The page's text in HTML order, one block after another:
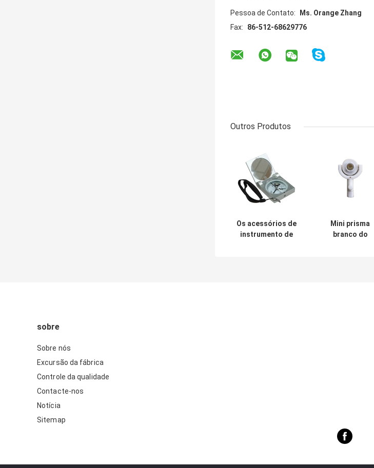
Pessoa de Contato:
Ms. Orange Zhang
Fax:
86-512-68629776
Outros Produtos
Os acessórios de
instrumento de
Mini prisma
branco do
sobre
Sobre nós
Excursão da fábrica
Controle da qualidade
Contacte-nos
Notícia
Sitemap